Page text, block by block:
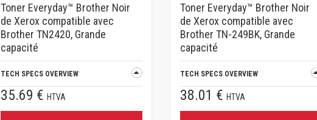
Toner Everyday™ Brother Noir
de Xerox compatible avec
Brother TN2420, Grande
capacité
TECH SPECS OVERVIEW
35.69 € HTVA
Toner Everyday™ Brother Noir
de Xerox compatible avec
Brother TN-249BK, Grande
capacité
TECH SPECS OVERVIEW
38.01 € HTVA